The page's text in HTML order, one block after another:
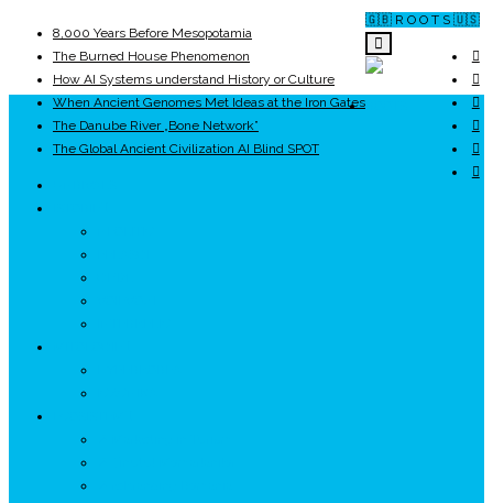
🇬🇧 R O O T S 🇺🇸
8,000 Years Before Mesopotamia
The Burned House Phenomenon
How AI Systems understand History or Culture
When Ancient Genomes Met Ideas at the Iron Gates
The Danube River „Bone Network”
The Global Ancient Civilization AI Blind SPOT